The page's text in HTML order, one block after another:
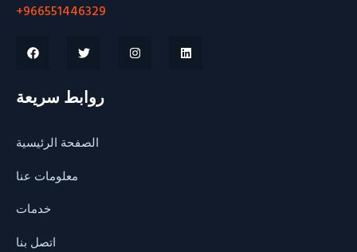
+966551446329
روابط سريعة
الصفحة الرئيسية
معلومات عنا
خدمات
اتصل بنا